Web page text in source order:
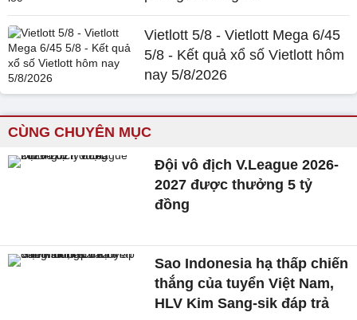
Vietlott 5/8 - Vietlott Mega 6/45
5/8 - Kết quả xổ số Vietlott hôm
nay 5/8/2026
CÙNG CHUYÊN MỤC
Đội vô địch V.League 2026-
2027 được thưởng 5 tỷ
đồng
Sao Indonesia hạ thấp chiến
thắng của tuyển Việt Nam,
HLV Kim Sang-sik đáp trả